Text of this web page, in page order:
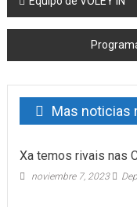
Mas noticias
Xa temos rivais nas
noviembre 7, 2023